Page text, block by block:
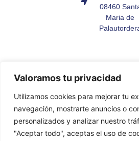
Valoramos tu privacidad
Utilizamos cookies para mejorar tu
navegación, mostrarte anuncios o
personalizados y analizar nuestro
"Aceptar todo", aceptas el uso de
08460
Maria de
© All Rights